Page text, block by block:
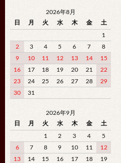
2026年8月
日
月 火 水 木 金 土
1
2
3 4 5 6 7
8
9
10 11 12 13 14
15
16
17 18 19 20 21
22
23
24 25 26 27 28
29
30
31
2026年9月
日
月 火 水 木 金 土
1 2 3 4
5
6
7 8 9 10 11
12
13
14 15 16 17 18
19